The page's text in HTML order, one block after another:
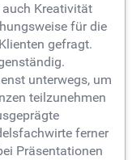
Kreativität
für die
gefragt.
unterwegs, um
teilzunehmen
ferner
Präsentationen